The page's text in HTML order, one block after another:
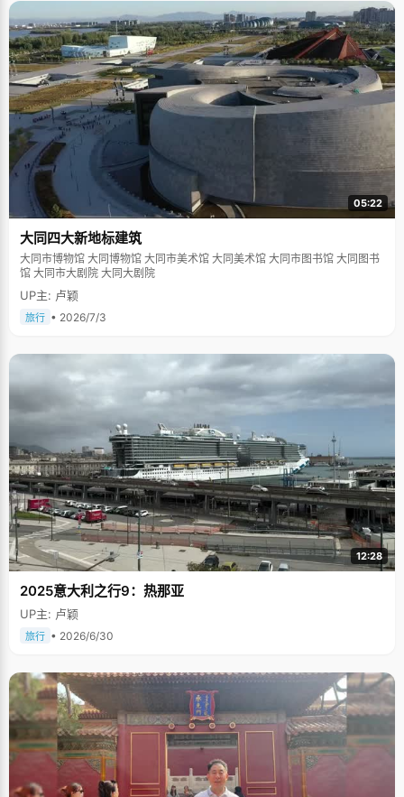
05:22
大同四大新地标建筑
大同市博物馆 大同博物馆 大同市美术馆 大同美术馆 大同市图书馆 大同图书
馆 大同市大剧院 大同大剧院
UP主: 卢颖
旅行 • 2026/7/3
12:28
2025意大利之行9：热那亚
UP主: 卢颖
旅行 • 2026/6/30